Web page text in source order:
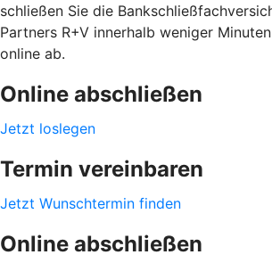
schließen Sie die
Partners R+V innerhalb weniger
online ab.
Online abschließen
Jetzt loslegen
Termin vereinbaren
Jetzt Wunschtermin finden
Online abschließen